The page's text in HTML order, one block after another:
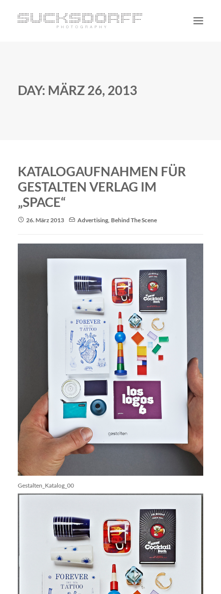
DAY: MÄRZ 26, 2013
KATALOGAUFNAHMEN FÜR
GESTALTEN VERLAG IM
„SPACE“
26. März 2013 Advertising, Behind The Scene
Gestalten_Katalog_00